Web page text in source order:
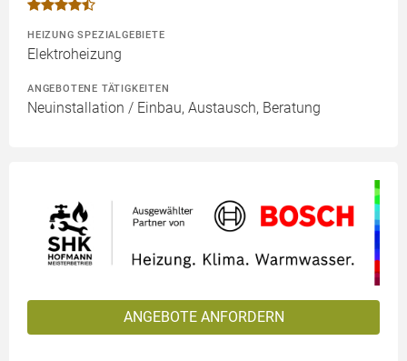
HEIZUNG SPEZIALGEBIETE
Elektroheizung
ANGEBOTENE TÄTIGKEITEN
Neuinstallation / Einbau, Austausch, Beratung
ANGEBOTE ANFORDERN